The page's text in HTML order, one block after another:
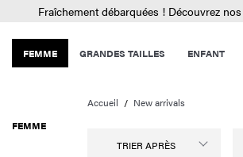
Fraîchement débarquées ! Découvrez
FEMME GRANDES TAILLES ENFANT
FEMME
Accueil New arrivals
TRIER APRÈS